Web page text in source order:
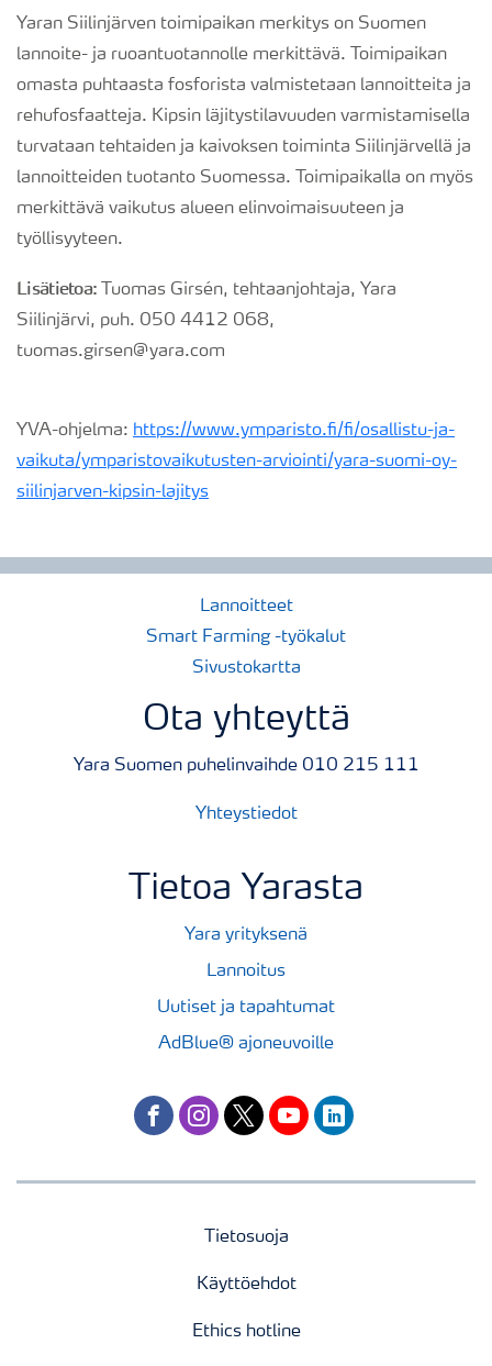
Yaran Siilinjärven toimipaikan merkitys on Suomen
lannoite- ja ruoantuotannolle merkittävä. Toimipaikan
omasta puhtaasta fosforista valmistetaan lannoitteita ja
rehufosfaatteja. Kipsin läjitystilavuuden varmistamisella
turvataan tehtaiden ja kaivoksen toiminta Siilinjärvellä ja
lannoitteiden tuotanto Suomessa. Toimipaikalla on myös
merkittävä vaikutus alueen elinvoimaisuuteen ja
työllisyyteen.
Lisätietoa: Tuomas Girsén, tehtaanjohtaja, Yara
Siilinjärvi, puh. 050 4412 068,
tuomas.girsen@yara.com
YVA-ohjelma: https://www.ymparisto.fi/fi/osallistu-ja-
vaikuta/ymparistovaikutusten-arviointi/yara-suomi-oy-
siilinjarven-kipsin-lajitys
Lannoitteet
Smart Farming -työkalut
Sivustokartta
Ota yhteyttä
Yara Suomen puhelinvaihde 010 215 111
Yhteystiedot
Tietoa Yarasta
Yara yrityksenä
Lannoitus
Uutiset ja tapahtumat
AdBlue® ajoneuvoille
facebookinstagram
twitteryoutubelinkedin
Tietosuoja
Käyttöehdot
Ethics hotline